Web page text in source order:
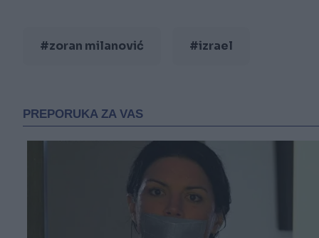
#zoran milanović #izrael